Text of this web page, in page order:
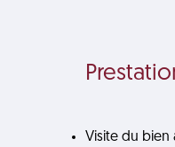
Visite du bien